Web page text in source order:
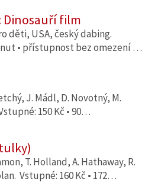
Dinosauří film
děti, USA, český dabing.
• přístupnost bez omezení …
J. Mádl, D. Novotný, M.
150 Kč • 90…
T. Holland, A. Hathaway, R.
Vstupné: 160 Kč • 172…